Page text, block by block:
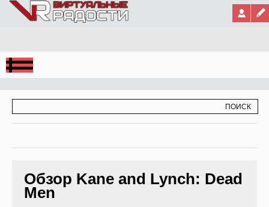
Jump to Navigation
Обзор Kane and Lynch: Dead
Men